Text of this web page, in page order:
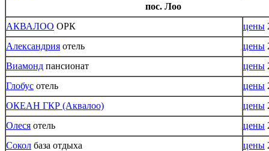
пос. Лоо
АКВАЛОО ОРК цены
Александрия отель цены
Виамонд пансионат цены
Глобус отель цены
ОКЕАН ГКР (Аквалоо)
цены
Олеся отель цены
Сокол база отдыха цены